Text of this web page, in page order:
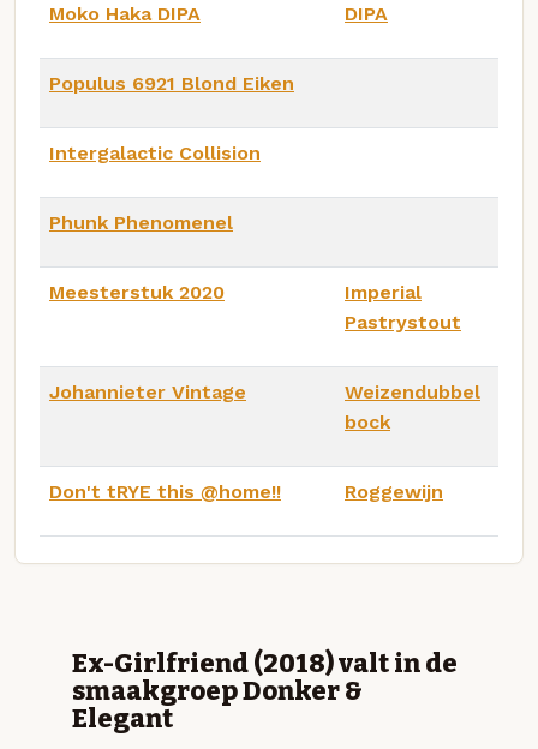
Moko Haka DIPA DIPA
Populus 6921 Blond Eiken
Intergalactic Collision
Phunk Phenomenel
Meesterstuk 2020
Imperial
Pastrystout
Johannieter Vintage
Weizendubbel
bock
Don't tRYE this @home!! Roggewijn
Ex-Girlfriend (2018) valt in de
smaakgroep Donker &
Elegant